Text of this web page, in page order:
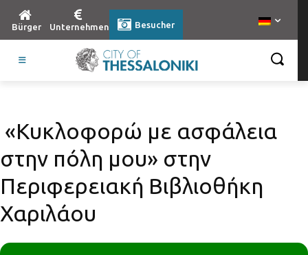
Bürger Unternehmen Besucher
«Κυκλοφορώ με ασφάλεια
στην πόλη μου» στην
Περιφερειακή Βιβλιοθήκη
Χαριλάου